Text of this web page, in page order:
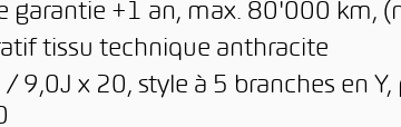
garantie +1 an, max. 80'000 km,
tissu technique anthracite
/ 9,0J x 20, style à 5 branches en